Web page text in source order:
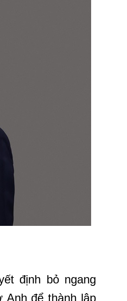
định bỏ ngang
để thành lập